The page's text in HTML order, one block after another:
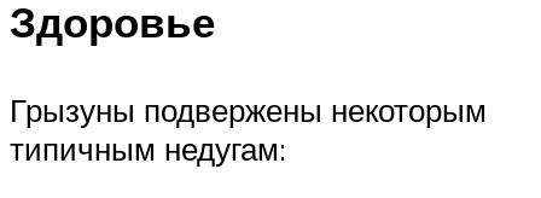
Здоровье
Грызуны подвержены некоторым
типичным недугам: